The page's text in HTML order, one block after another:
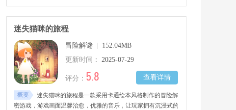
个世界，参与到各种活动中去。游戏里还提供了丰富的装扮可供
玩家们搭配，还有着有趣的故事等你来体验。
迷失猫咪的旅程
冒险解谜
152.04MB
更新时间：
2025-07-29
查看详情
评分： 5.8
概要
迷失猫咪的旅程是一款采用卡通绘本风格制作的冒险解
密游戏，游戏画面温馨治愈，优雅的音乐，让玩家拥有沉浸式的